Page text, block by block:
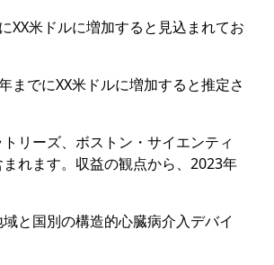
XX米ドルに増加すると見込まれてお
までにXX米ドルに増加すると推定さ
リーズ、ボストン・サイエンティ
れます。収益の観点から、2023年
と国別の構造的心臓病介入デバイ